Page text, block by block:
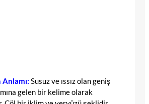
Susuz ve ıssız olan geniş
gelen bir kelime olarak